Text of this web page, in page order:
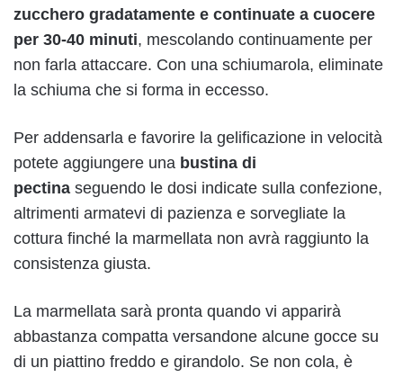
zucchero gradatamente e continuate a cuocere
per 30-40 minuti, mescolando continuamente per
non farla attaccare. Con una schiumarola, eliminate
la schiuma che si forma in eccesso.
Per addensarla e favorire la gelificazione in velocità
potete aggiungere una bustina di
pectina seguendo le dosi indicate sulla confezione,
altrimenti armatevi di pazienza e sorvegliate la
cottura finché la marmellata non avrà raggiunto la
consistenza giusta.
La marmellata sarà pronta quando vi apparirà
abbastanza compatta versandone alcune gocce su
di un piattino freddo e girandolo. Se non cola, è